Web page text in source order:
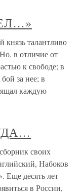
талантливо
в отличие от
к свободе; в
за нее; в
каждую
своих
Набоков
Еще десять лет
в России,